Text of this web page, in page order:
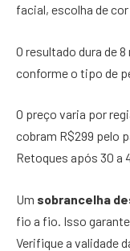
facial, escolha de
O resultado dura de
conforme o tipo de
O preço varia por
cobram R$299 pelo
Retoques após 30 a
Um sobrancelha
fio a fio. Isso
Verifique a validade